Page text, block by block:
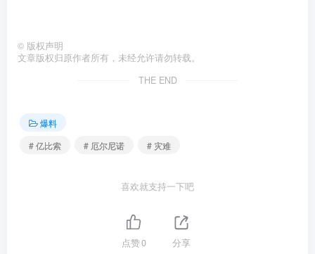
© 版权声明
文章版权归原作者所有，未经允许请勿转载。
THE END
爆料
# 亿比索
# 厄尔尼诺 # 灾难
喜欢就支持一下吧
点赞0 分享